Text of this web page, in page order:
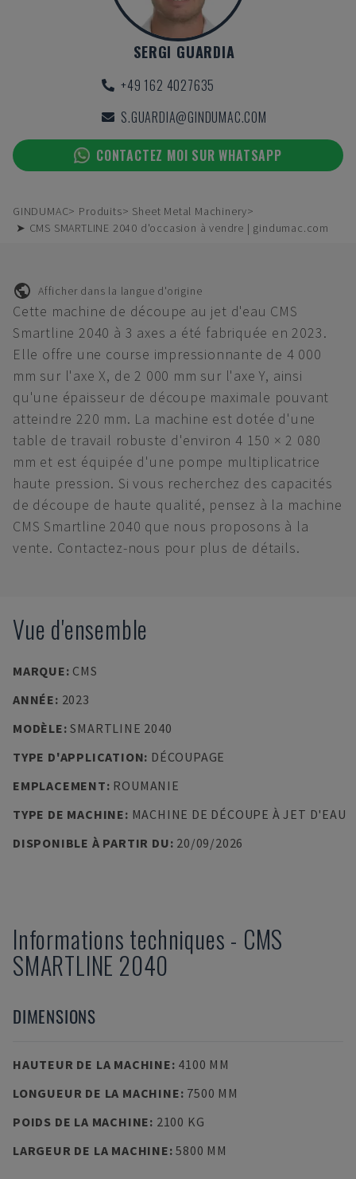
SERGI GUARDIA
+49 162 4027635
S.GUARDIA@GINDUMAC.COM
CONTACTEZ MOI SUR WHATSAPP
GINDUMAC Produits
Sheet Metal Machinery
➤ CMS SMARTLINE 2040 d'occasion à vendre | gindumac.com
Afficher dans la langue d'origine
Cette machine de découpe au jet d'eau CMS
Smartline 2040 à 3 axes a été fabriquée en 2023.
Elle offre une course impressionnante de 4 000
mm sur l'axe X, de 2 000 mm sur l'axe Y, ainsi
qu'une épaisseur de découpe maximale pouvant
atteindre 220 mm. La machine est dotée d'une
table de travail robuste d'environ 4 150 × 2 080
mm et est équipée d'une pompe multiplicatrice
haute pression. Si vous recherchez des capacités
de découpe de haute qualité, pensez à la machine
CMS Smartline 2040 que nous proposons à la
vente. Contactez-nous pour plus de détails.
Vue d'ensemble
MARQUE: CMS
ANNÉE: 2023
MODÈLE:SMARTLINE 2040
TYPE D'APPLICATION: DÉCOUPAGE
EMPLACEMENT: ROUMANIE
TYPE DE MACHINE: MACHINE DE DÉCOUPE À JET D'EAU
DISPONIBLE À PARTIR DU: 20/09/2026
Informations techniques - CMS
SMARTLINE 2040
DIMENSIONS
HAUTEUR DE LA MACHINE: 4100 MM
LONGUEUR DE LA MACHINE: 7500 MM
POIDS DE LA MACHINE: 2100 KG
LARGEUR DE LA MACHINE:5800 MM